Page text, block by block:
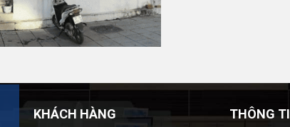
Bảo Châuđể được báo giá và hỗ trợ chi tiết.
KHÁCH HÀNG THÔNG